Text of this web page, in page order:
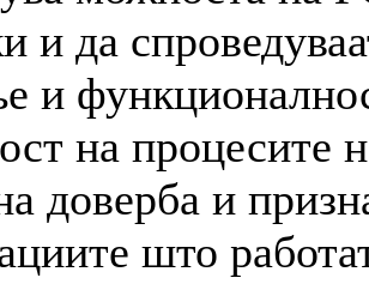
и да
и
на процесите
доверба и
што